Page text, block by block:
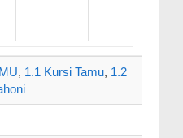
, 1.1 Kursi Tamu, 1.2